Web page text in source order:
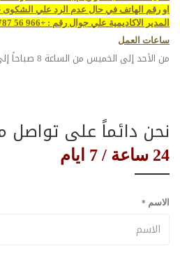
المدير الاكاديمية علي جوال رقم : +966 56 787 8778
ساعات العمل
من الأحد إلى الخميس من الساعة 8 صباحاً إلى 9 مساءاً
نحن دائماً على
24 ساعة / 7 ايام
الاسم *